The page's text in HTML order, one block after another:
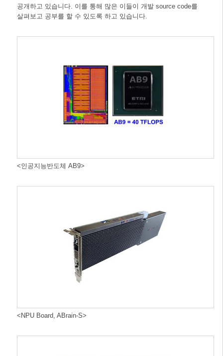
공개하고 있습니다. 이를 통해 많은 이들이 개발 source code를
살펴보고 공부를 할 수 있도록 하고 있습니다.
<인공지능반도체 AB9>
<NPU Board, ABrain-S>